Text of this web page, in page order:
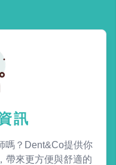
訊
嗎？Dent&Co提供你
帶來更方便與舒適的